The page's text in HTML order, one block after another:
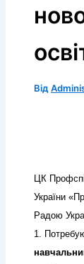
Від
ЦК
України
Радою
1.